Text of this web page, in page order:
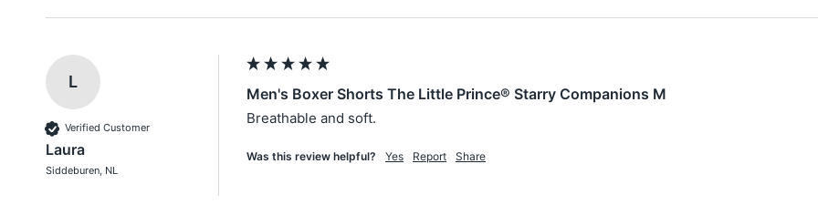
L
Verified Customer
Laura
Siddeburen, NL
Men's Boxer Shorts The Little Prince® Starry Companions M
Breathable and soft.
Was this review helpful? Yes Report Share